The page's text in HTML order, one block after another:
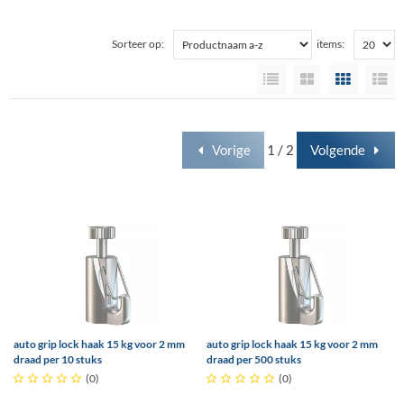
Sorteer op: items:
Vorige 1 / 2 Volgende
auto grip lock haak 15 kg voor 2 mm
draad per 10 stuks
     (0)
auto grip lock haak 15 kg voor 2 mm
draad per 500 stuks
     (0)